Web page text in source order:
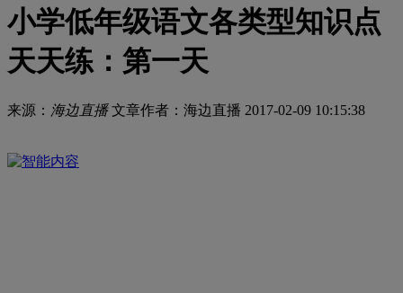
小学低年级语文各类型知识点
天天练：第一天
来源： 海边直播文章作者：海边直播 2017-02-09 10:15:38